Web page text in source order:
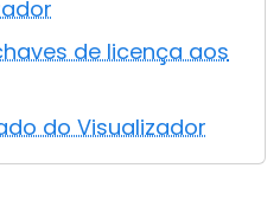
de licença aos
do Visualizador